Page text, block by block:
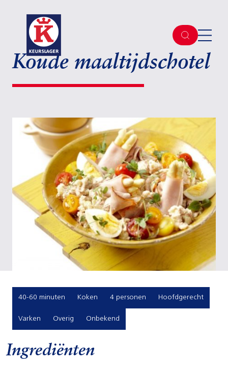
Koude maaltijdschotel
40-60 minuten Koken 4 personen Hoofdgerecht
Varken Overig Onbekend
Ingrediënten